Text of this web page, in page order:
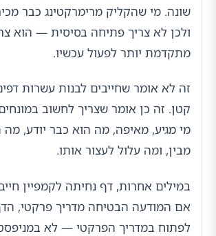
שונה. מי שהקליק מרימרקטינג כבר
ולכן לא צריך פתיחה בסיסית — הוא
מתקדמת יותר לפעול עכשיו.
זה לא אומר שחייבים לבנות עשרות
קטן. זה כן אומר שצריך לחשוב
מי מגיע, מאיפה, מה הוא כבר יודע, מה
מבין, ומה עלול לעצור אותו.
במילים אחרות, דף נחיתה לקמפיין
אם המודעה הבטיחה מדריך פרקטי,
לפתוח במדריך הפרקטי — לא